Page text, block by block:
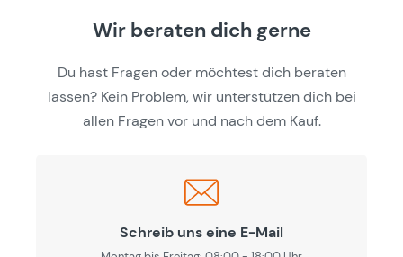
Wir beraten dich gerne
Du hast Fragen oder möchtest dich beraten
lassen? Kein Problem, wir unterstützen dich bei
allen Fragen vor und nach dem Kauf.
Schreib uns eine E-Mail